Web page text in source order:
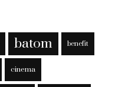
batom benefit
cinema